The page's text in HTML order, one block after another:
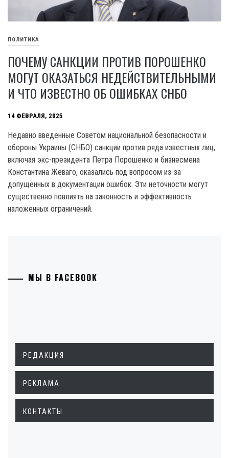
ПОЛИТИКА
ПОЧЕМУ САНКЦИИ ПРОТИВ ПОРОШЕНКО
МОГУТ ОКАЗАТЬСЯ НЕДЕЙСТВИТЕЛЬНЫМИ
И ЧТО ИЗВЕСТНО ОБ ОШИБКАХ СНБО
14 ФЕВРАЛЯ, 2025
Недавно введенные Советом национальной безопасности и
обороны Украины (СНБО) санкции против ряда известных лиц,
включая экс-президента Петра Порошенко и бизнесмена
Константина Жеваго, оказались под вопросом из-за
допущенных в документации ошибок. Эти неточности могут
существенно повлиять на законность и эффективность
наложенных ограничений.
МЫ В FACEBOOK
РЕДАКЦИЯ
РЕКЛАМА
КОНТАКТЫ